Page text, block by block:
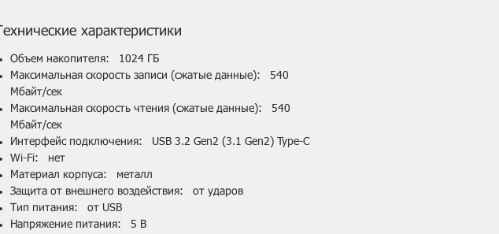
Технические характеристики
Объем накопителя: 1024 ГБ
Максимальная скорость записи (сжатые данные): 540
Мбайт/сек
Максимальная скорость чтения (сжатые данные): 540
Мбайт/сек
Интерфейс подключения: USB 3.2 Gen2 (3.1 Gen2) Type-C
Wi-Fi: нет
Материал корпуса: металл
Защита от внешнего воздействия: от ударов
Тип питания: от USB
Напряжение питания: 5 В